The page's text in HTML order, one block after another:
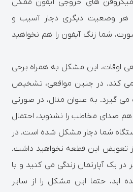
میکروفن های خروجی آیفون ممکن
هر وضعیت دیگری دچار آسیب و
شما زنگ آیفون را هم نخواهید
اوقات، این مشکل به همراه برخی
می کند. در چنین مواقعی، تشخیص
می گیرد. به عنوان مثال، در صورتی
صدای مخاطب را نشنوید، احتمال
شما دچار مشکل شده است. در
تعویض این قطعه نخواهید داشت.
یک آپارتمان زندگی می کنید و با
حتما این مشکل را از سایر